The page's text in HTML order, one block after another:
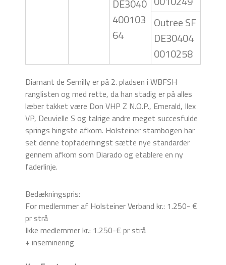
DE3040
400103
64
Outree SF
DE30404
0010258
Diamant de Semilly er på 2. pladsen i WBFSH
ranglisten og med rette, da han stadig er på alles
læber takket være Don VHP Z N.O.P., Emerald, Ilex
VP, Deuvielle S og talrige andre meget succesfulde
springs hingste afkom. Holsteiner stambogen har
set denne topfaderhingst sætte nye standarder
gennem afkom som Diarado og etablere en ny
faderlinje.
Bedækningspris:
For medlemmer af Holsteiner Verband kr.: 1.250- €
pr strå
Ikke medlemmer kr.: 1.250-€ pr strå
+ inseminering